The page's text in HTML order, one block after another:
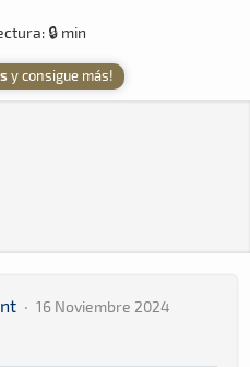
🔒 min
y consigue más!
· 16 Noviembre 2024